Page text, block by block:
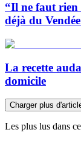
“Il ne faut rien
déjà du
La recette
domicile
Charger plus
Les plus lus dans